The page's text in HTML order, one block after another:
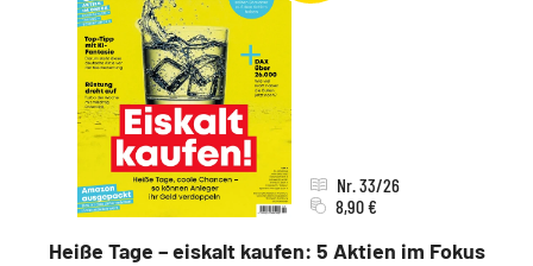
Heiße Tage – eiskalt kaufen: 5 Aktien im Fokus
Nr. 33/26
8,90 €